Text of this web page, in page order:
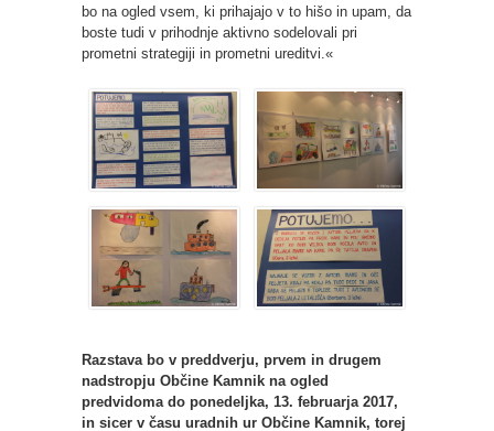
bo na ogled vsem, ki prihajajo v to hišo in upam, da
boste tudi v prihodnje aktivno sodelovali pri
prometni strategiji in prometni ureditvi.«
Razstava bo v preddverju, prvem in drugem
nadstropju Občine Kamnik na ogled
predvidoma do ponedeljka, 13. februarja 2017,
in sicer v času uradnih ur Občine Kamnik, torej